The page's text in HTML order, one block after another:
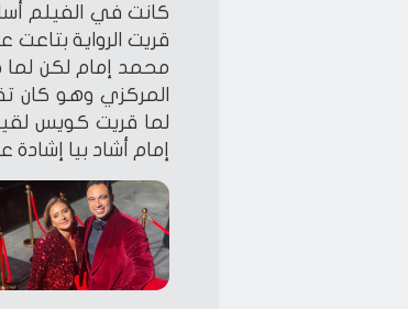
كانت في الفيلم
قريت الرواية
محمد إمام لكن
المركزي وهو كان
لما قريت كويس
إمام أشاد بيا